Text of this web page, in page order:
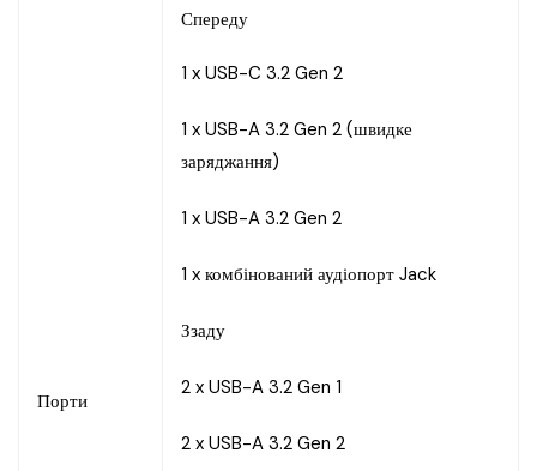
Порти
Спереду
1 x USB-C 3.2 Gen 2
1 x USB-A 3.2 Gen 2 (швидке
заряджання)
1 x USB-A 3.2 Gen 2
1 x комбінований аудіопорт Jack
Ззаду
2 x USB-A 3.2 Gen 1
2 x USB-A 3.2 Gen 2